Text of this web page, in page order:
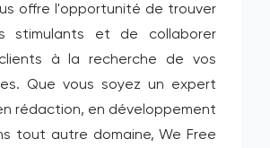
offre l'opportunité de trouver
stimulants et de collaborer
à la recherche de vos
Que vous soyez un expert
rédaction, en développement
tout autre domaine, We Free